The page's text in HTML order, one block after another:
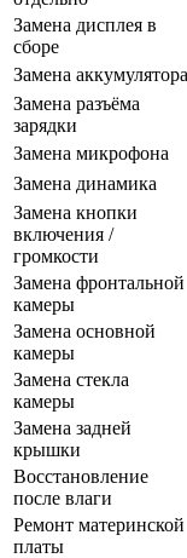
Замена дисплея в
сборе
Замена аккумулятора
Замена разъёма
зарядки
Замена микрофона
Замена динамика
Замена кнопки
включения /
громкости
Замена фронтальной
камеры
Замена основной
камеры
Замена стекла
камеры
Замена задней
крышки
Восстановление
после влаги
Ремонт материнской
платы